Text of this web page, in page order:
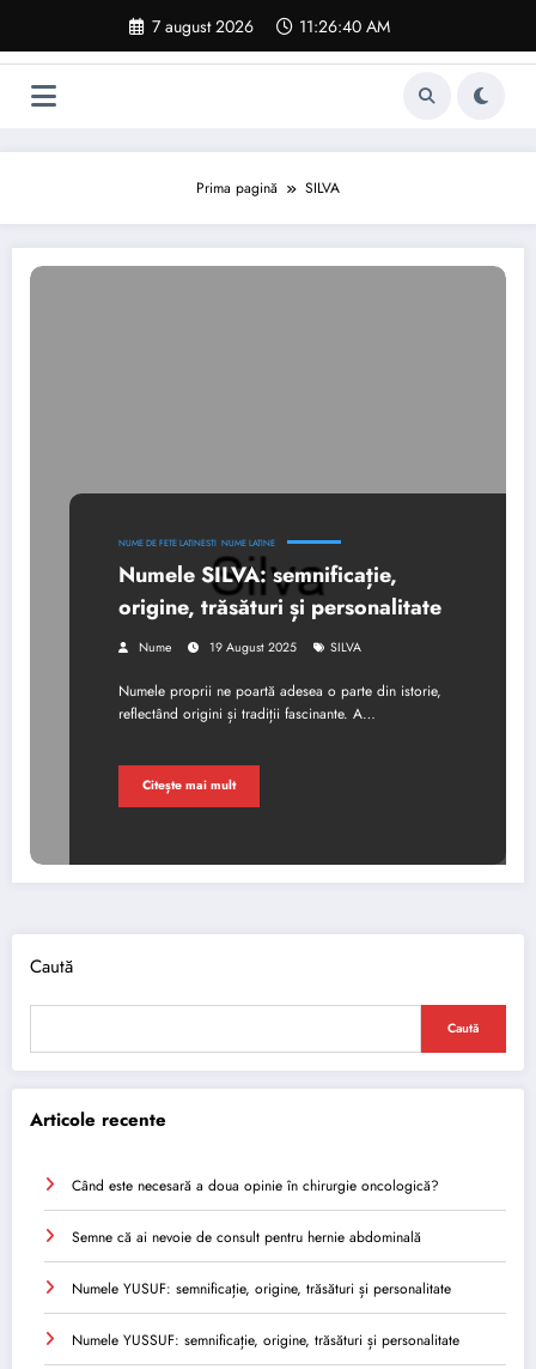
conținut
7 august 2026 11:26:41 AM
Prima pagină SILVA
NUME DE FETE LATINESTI NUME LATINE
Numele SILVA: semnificație,
origine, trăsături și personalitate
Nume 19 August 2025 SILVA
Numele proprii ne poartă adesea o parte din istorie,
reflectând origini și tradiții fascinante. A…
Citește mai mult
Caută
Caută
Articole recente
Când este necesară a doua opinie în chirurgie oncologică?
Semne că ai nevoie de consult pentru hernie abdominală
Numele YUSUF: semnificație, origine, trăsături și personalitate
Numele YUSSUF: semnificație, origine, trăsături și personalitate